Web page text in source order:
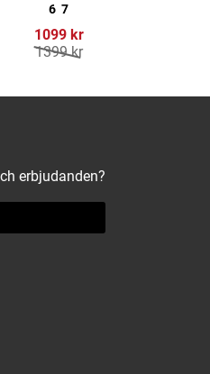
6 7
1099 kr
1399 kr
erbjudanden?